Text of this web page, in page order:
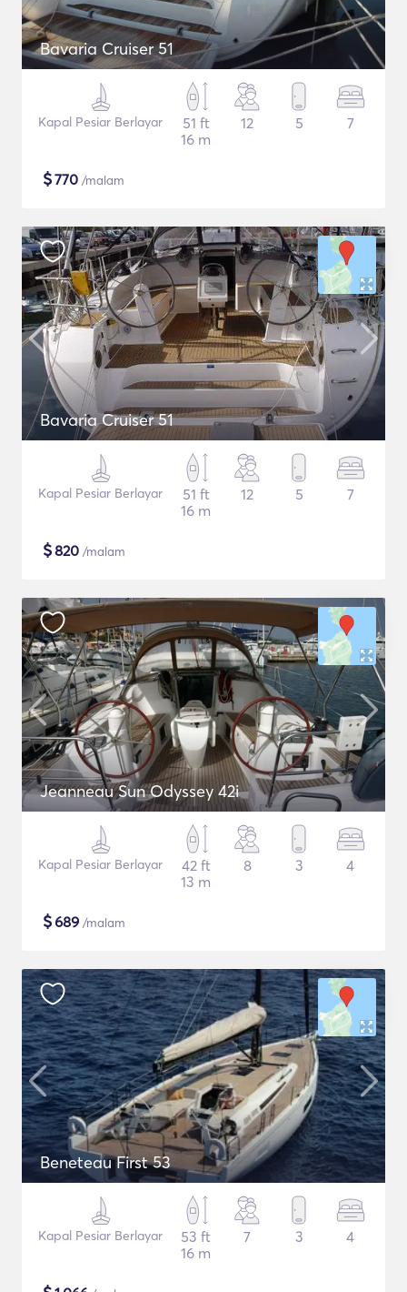
Bavaria Cruiser 51
Kapal Pesiar Berlayar
51 ft
16 m
12 5 7
$770 /malam
Bavaria Cruiser 51
Kapal Pesiar Berlayar
51 ft
16 m
12 5 7
$820 /malam
Jeanneau Sun Odyssey 42i
Kapal Pesiar Berlayar
42 ft
13 m
8 3 4
$689 /malam
Beneteau First 53
Kapal Pesiar Berlayar
53 ft
16 m
7 3 4